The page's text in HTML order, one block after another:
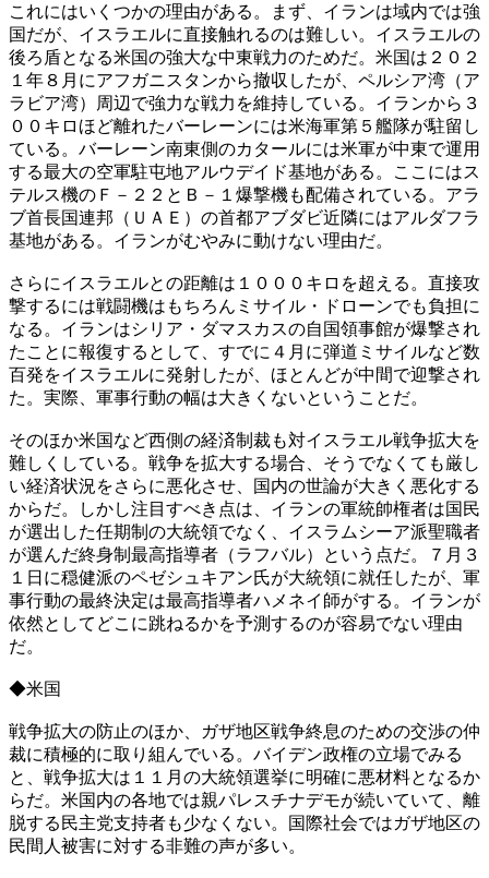
これにはいくつかの理由がある。まず、イランは域内では強
国だが、イスラエルに直接触れるのは難しい。イスラエルの
後ろ盾となる米国の強大な中東戦力のためだ。米国は２０２
１年８月にアフガニスタンから撤収したが、ペルシア湾（ア
ラビア湾）周辺で強力な戦力を維持している。イランから３
００キロほど離れたバーレーンには米海軍第５艦隊が駐留し
ている。バーレーン南東側のカタールには米軍が中東で運用
する最大の空軍駐屯地アルウデイド基地がある。ここにはス
テルス機のＦ－２２とＢ－１爆撃機も配備されている。アラ
ブ首長国連邦（ＵＡＥ）の首都アブダビ近隣にはアルダフラ
基地がある。イランがむやみに動けない理由だ。
さらにイスラエルとの距離は１０００キロを超える。直接攻
撃するには戦闘機はもちろんミサイル・ドローンでも負担に
なる。イランはシリア・ダマスカスの自国領事館が爆撃され
たことに報復するとして、すでに４月に弾道ミサイルなど数
百発をイスラエルに発射したが、ほとんどが中間で迎撃され
た。実際、軍事行動の幅は大きくないということだ。
そのほか米国など西側の経済制裁も対イスラエル戦争拡大を
難しくしている。戦争を拡大する場合、そうでなくても厳し
い経済状況をさらに悪化させ、国内の世論が大きく悪化する
からだ。しかし注目すべき点は、イランの軍統帥権者は国民
が選出した任期制の大統領でなく、イスラムシーア派聖職者
が選んだ終身制最高指導者（ラフバル）という点だ。７月３
１日に穏健派のペゼシュキアン氏が大統領に就任したが、軍
事行動の最終決定は最高指導者ハメネイ師がする。イランが
依然としてどこに跳ねるかを予測するのが容易でない理由
だ。
◆米国
戦争拡大の防止のほか、ガザ地区戦争終息のための交渉の仲
裁に積極的に取り組んでいる。バイデン政権の立場でみる
と、戦争拡大は１１月の大統領選挙に明確に悪材料となるか
らだ。米国内の各地では親パレスチナデモが続いていて、離
脱する民主党支持者も少なくない。国際社会ではガザ地区の
民間人被害に対する非難の声が多い。